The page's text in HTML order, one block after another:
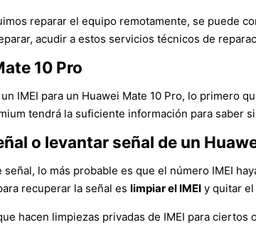
reparar el equipo remotamente, se puede
acudir a estos servicios técnicos de
10 Pro
IMEI para un Huawei Mate 10 Pro, lo primero
tendrá la suficiente información para saber
o levantar señal de un
lo más probable es que el número IMEI
recuperar la señal es limpiar el IMEI y quitar
hacen limpiezas privadas de IMEI para ciertos